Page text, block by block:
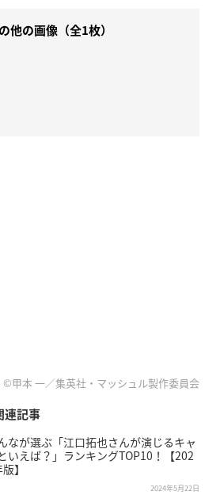
他の画像（全1枚）
©甲本 一／集英社・マッシュル製作委員会
連記事
なが選ぶ「江口拓也さんが演じるキャ
いえば？」ランキングTOP10！【202
】
2024年5月22日